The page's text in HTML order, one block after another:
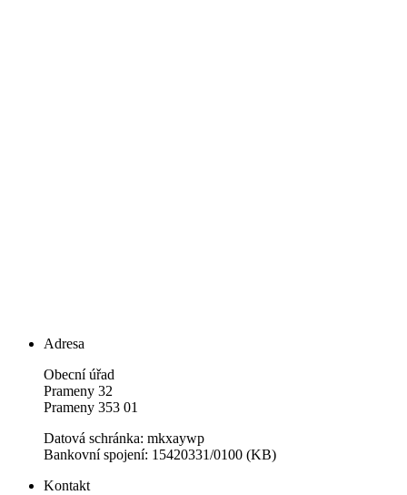
Adresa
Obecní úřad
Prameny 32
Prameny 353 01
Datová schránka: mkxaywp
Bankovní spojení: 15420331/0100 (KB)
Kontakt